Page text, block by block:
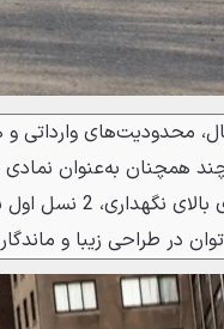
محدودیت‌های وارداتی و
همچنان به‌عنوان نمادی
در طراحی زیبا و